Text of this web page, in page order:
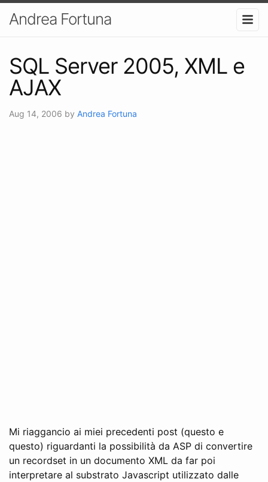
Andrea Fortuna
SQL Server 2005, XML e
AJAX
Aug 14, 2006 by Andrea Fortuna
Mi riaggancio ai miei precedenti post (questo e
questo) riguardanti la possibilità da ASP di convertire
un recordset in un documento XML da far poi
interpretare al substrato Javascript utilizzato dalle